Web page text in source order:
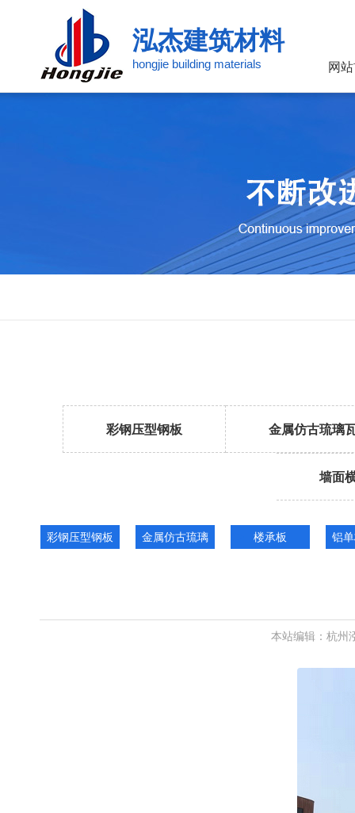
泓杰建筑材料
hongjie building materials 网
彩钢压型钢板 金属仿古琉璃
墙面
彩钢压型钢板
金属仿古琉璃
楼承板 铝
本站编辑：杭州